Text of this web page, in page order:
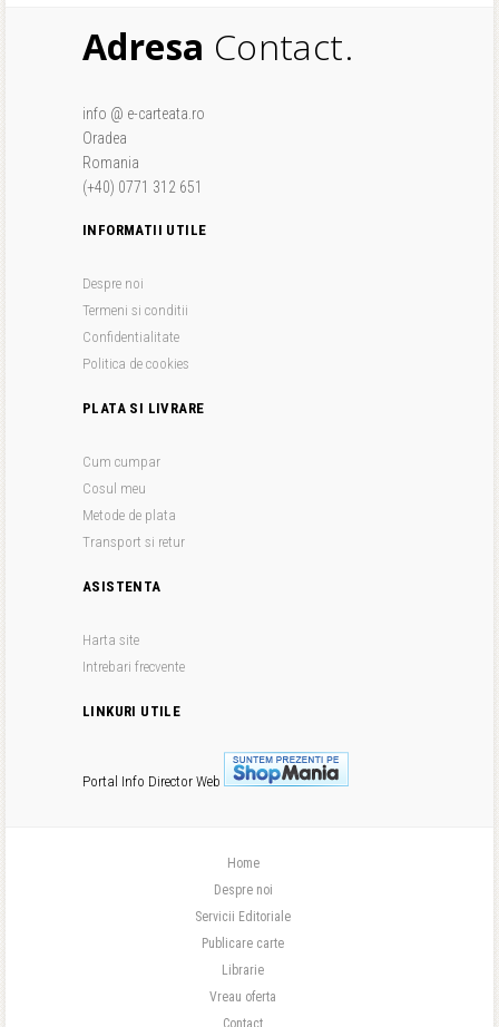
Adresa Contact.
info @ e-carteata.ro
Oradea
Romania
(+40) 0771 312 651
INFORMATII UTILE
Despre noi
Termeni si conditii
Confidentialitate
Politica de cookies
PLATA SI LIVRARE
Cum cumpar
Cosul meu
Metode de plata
Transport si retur
ASISTENTA
Harta site
Intrebari frecvente
LINKURI UTILE
Portal Info Director Web
Home
Despre noi
Servicii Editoriale
Publicare carte
Librarie
Vreau oferta